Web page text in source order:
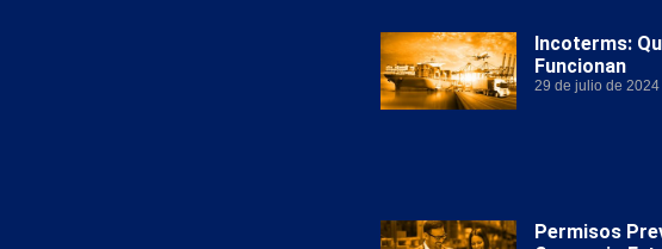
Incoterms:
Funcionan
29 de julio de 2024
Permisos